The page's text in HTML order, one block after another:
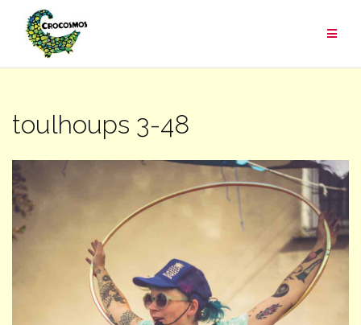
contenu
toulhoups 3-48